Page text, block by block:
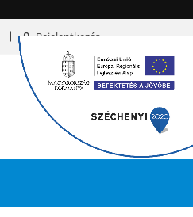
Bejelentkezés
0